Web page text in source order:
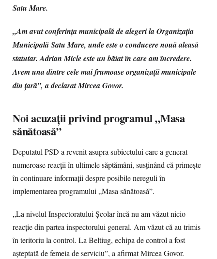
Satu Mare.
„Am avut conferința municipală de alegeri la Organizația
Municipală Satu Mare, unde este o conducere nouă aleasă
statutar. Adrian Micle este un băiat în care am încredere.
Avem una dintre cele mai frumoase organizații municipale
din țară”, a declarat Mircea Govor.
Noi acuzații privind programul „Masa
sănătoasă”
Deputatul PSD a revenit asupra subiectului care a generat
numeroase reacții în ultimele săptămâni, susținând că primește
în continuare informații despre posibile nereguli în
implementarea programului „Masa sănătoasă”.
„La nivelul Inspectoratului Școlar încă nu am văzut nicio
reacție din partea inspectorului general. Am văzut că au trimis
în teritoriu la control. La Beltiug, echipa de control a fost
așteptată de femeia de serviciu”, a afirmat Mircea Govor.